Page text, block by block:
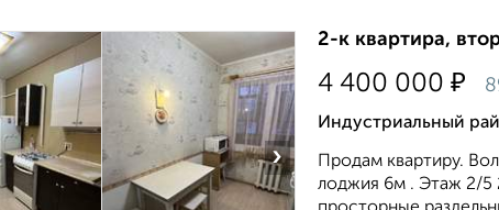
›
2-к квартира,
4 400 000 ₽
Индустриальный
Продам квартиру.
лоджия 6м . Этаж 2/5